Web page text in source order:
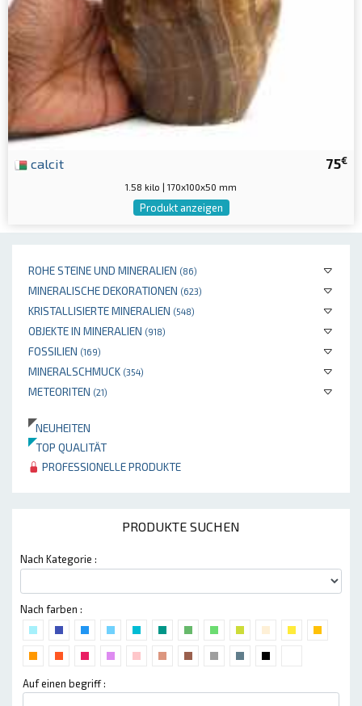
ROHE STEINE UND MINERALIEN (86)
MINERALISCHE DEKORATIONEN (623)
KRISTALLISIERTE MINERALIEN (548)
OBJEKTE IN MINERALIEN (918)
FOSSILIEN (169)
MINERALSCHMUCK (354)
METEORITEN (21)
NEUHEITEN
TOP QUALITÄT
PROFESSIONELLE PRODUKTE
PRODUKTE SUCHEN
Nach Kategorie :
Nach farben :
Auf einen begriff :
75€
calcit
1.58 kilo | 170x100x50 mm
Produkt anzeigen